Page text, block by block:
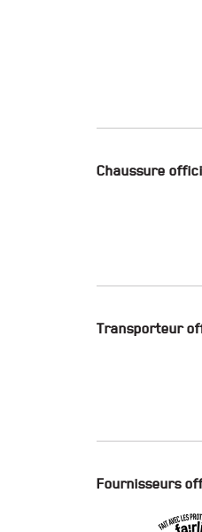
Chaussure
Transporteur
Fournisseurs